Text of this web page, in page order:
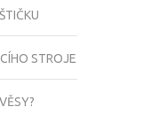
STROJE